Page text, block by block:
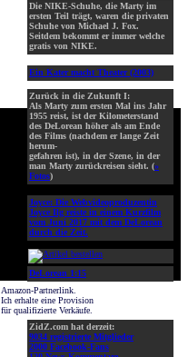
Die NIKE-Schuhe, die Marty im
ersten Teil trägt, waren die privaten
Schuhe von Michael J. Fox.
Seitdem bekommt er immer welche
gratis von NIKE.
Ein Kater macht Theater (2003)
Zurück in die Zukunft I:
Als Marty zum ersten Mal ins Jahr
1955 reist, ist der Kilometerstand
des DeLorean höher als am Ende
des Films (nachdem er lange Zeit
herum-
gefahren ist), in der Szene, in der
man Marty zurückreisen sieht. (»
Fotos)
Joyce: Die Webvideoproduzentin
Joyce Ilg reiste in einem Kurzfilm
vom Juni 2017 mit dem DeLorean
durch die Zeit.
DeLorean 1:15
Amazon-Partnerlink.
Ich erhalte eine Provision
für qualifizierte Verkäufe.
ZidZ.com hat derzeit:
9034 registrierte Mitglieder
2000 Facebook-Fans